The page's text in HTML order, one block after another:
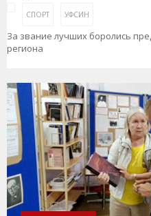
СПОРТ УФСИН
За звание лучших боролись
региона